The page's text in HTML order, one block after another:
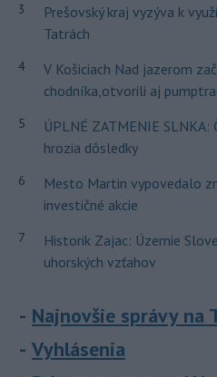
3
Prešovský kraj vyzýva k
Tatrách
4
V Košiciach Nad jazerom
chodníka,otvorili aj
5
ÚPLNÉ ZATMENIE
hrozia dôsledky
6
Mesto Martin vypovedalo
investičné akcie
7
Historik Zajac: Územie
uhorských vzťahov
Najnovšie správy na
Vyhlásenia